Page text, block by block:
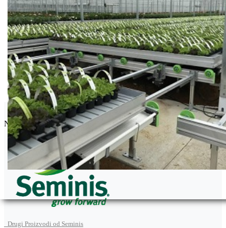
Seminis
Najpoznatija semenska kuća povrća na svetu.
Drugi Proizvodi od Seminis